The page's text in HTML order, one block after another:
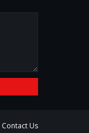
Contact Us